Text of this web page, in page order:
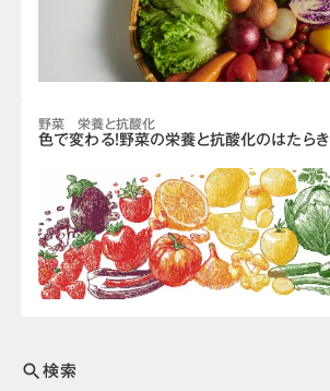
野菜 栄養と抗酸化
色で変わる！野菜の栄養と抗酸化のはたらき
search検索